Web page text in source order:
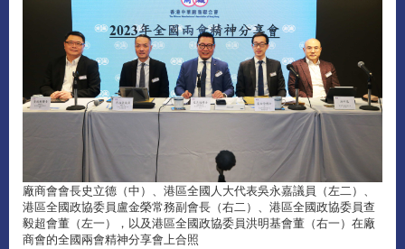
廠商會會長史立德（中）、港區全國人大代表吳永嘉議員（左二）、
港區全國政協委員盧金榮常務副會長（右二）、港區全國政協委員查
毅超會董（左一），以及港區全國政協委員洪明基會董（右一）在廠
商會的全國兩會精神分享會上合照